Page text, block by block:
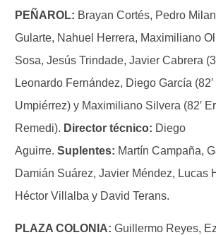
PEÑAROL: Brayan Cortés, Pedro
Gularte, Nahuel Herrera, Maximiliano
Sosa, Jesús Trindade, Javier Cabrera
Leonardo Fernández, Diego García
Umpiérrez) y Maximiliano Silvera (82′
Remedi). Director técnico: Diego
Aguirre. Suplentes: Martín Campaña,
Damián Suárez, Javier Méndez, Lucas
Héctor Villalba y David Terans.
PLAZA COLONIA: Guillermo Reyes,